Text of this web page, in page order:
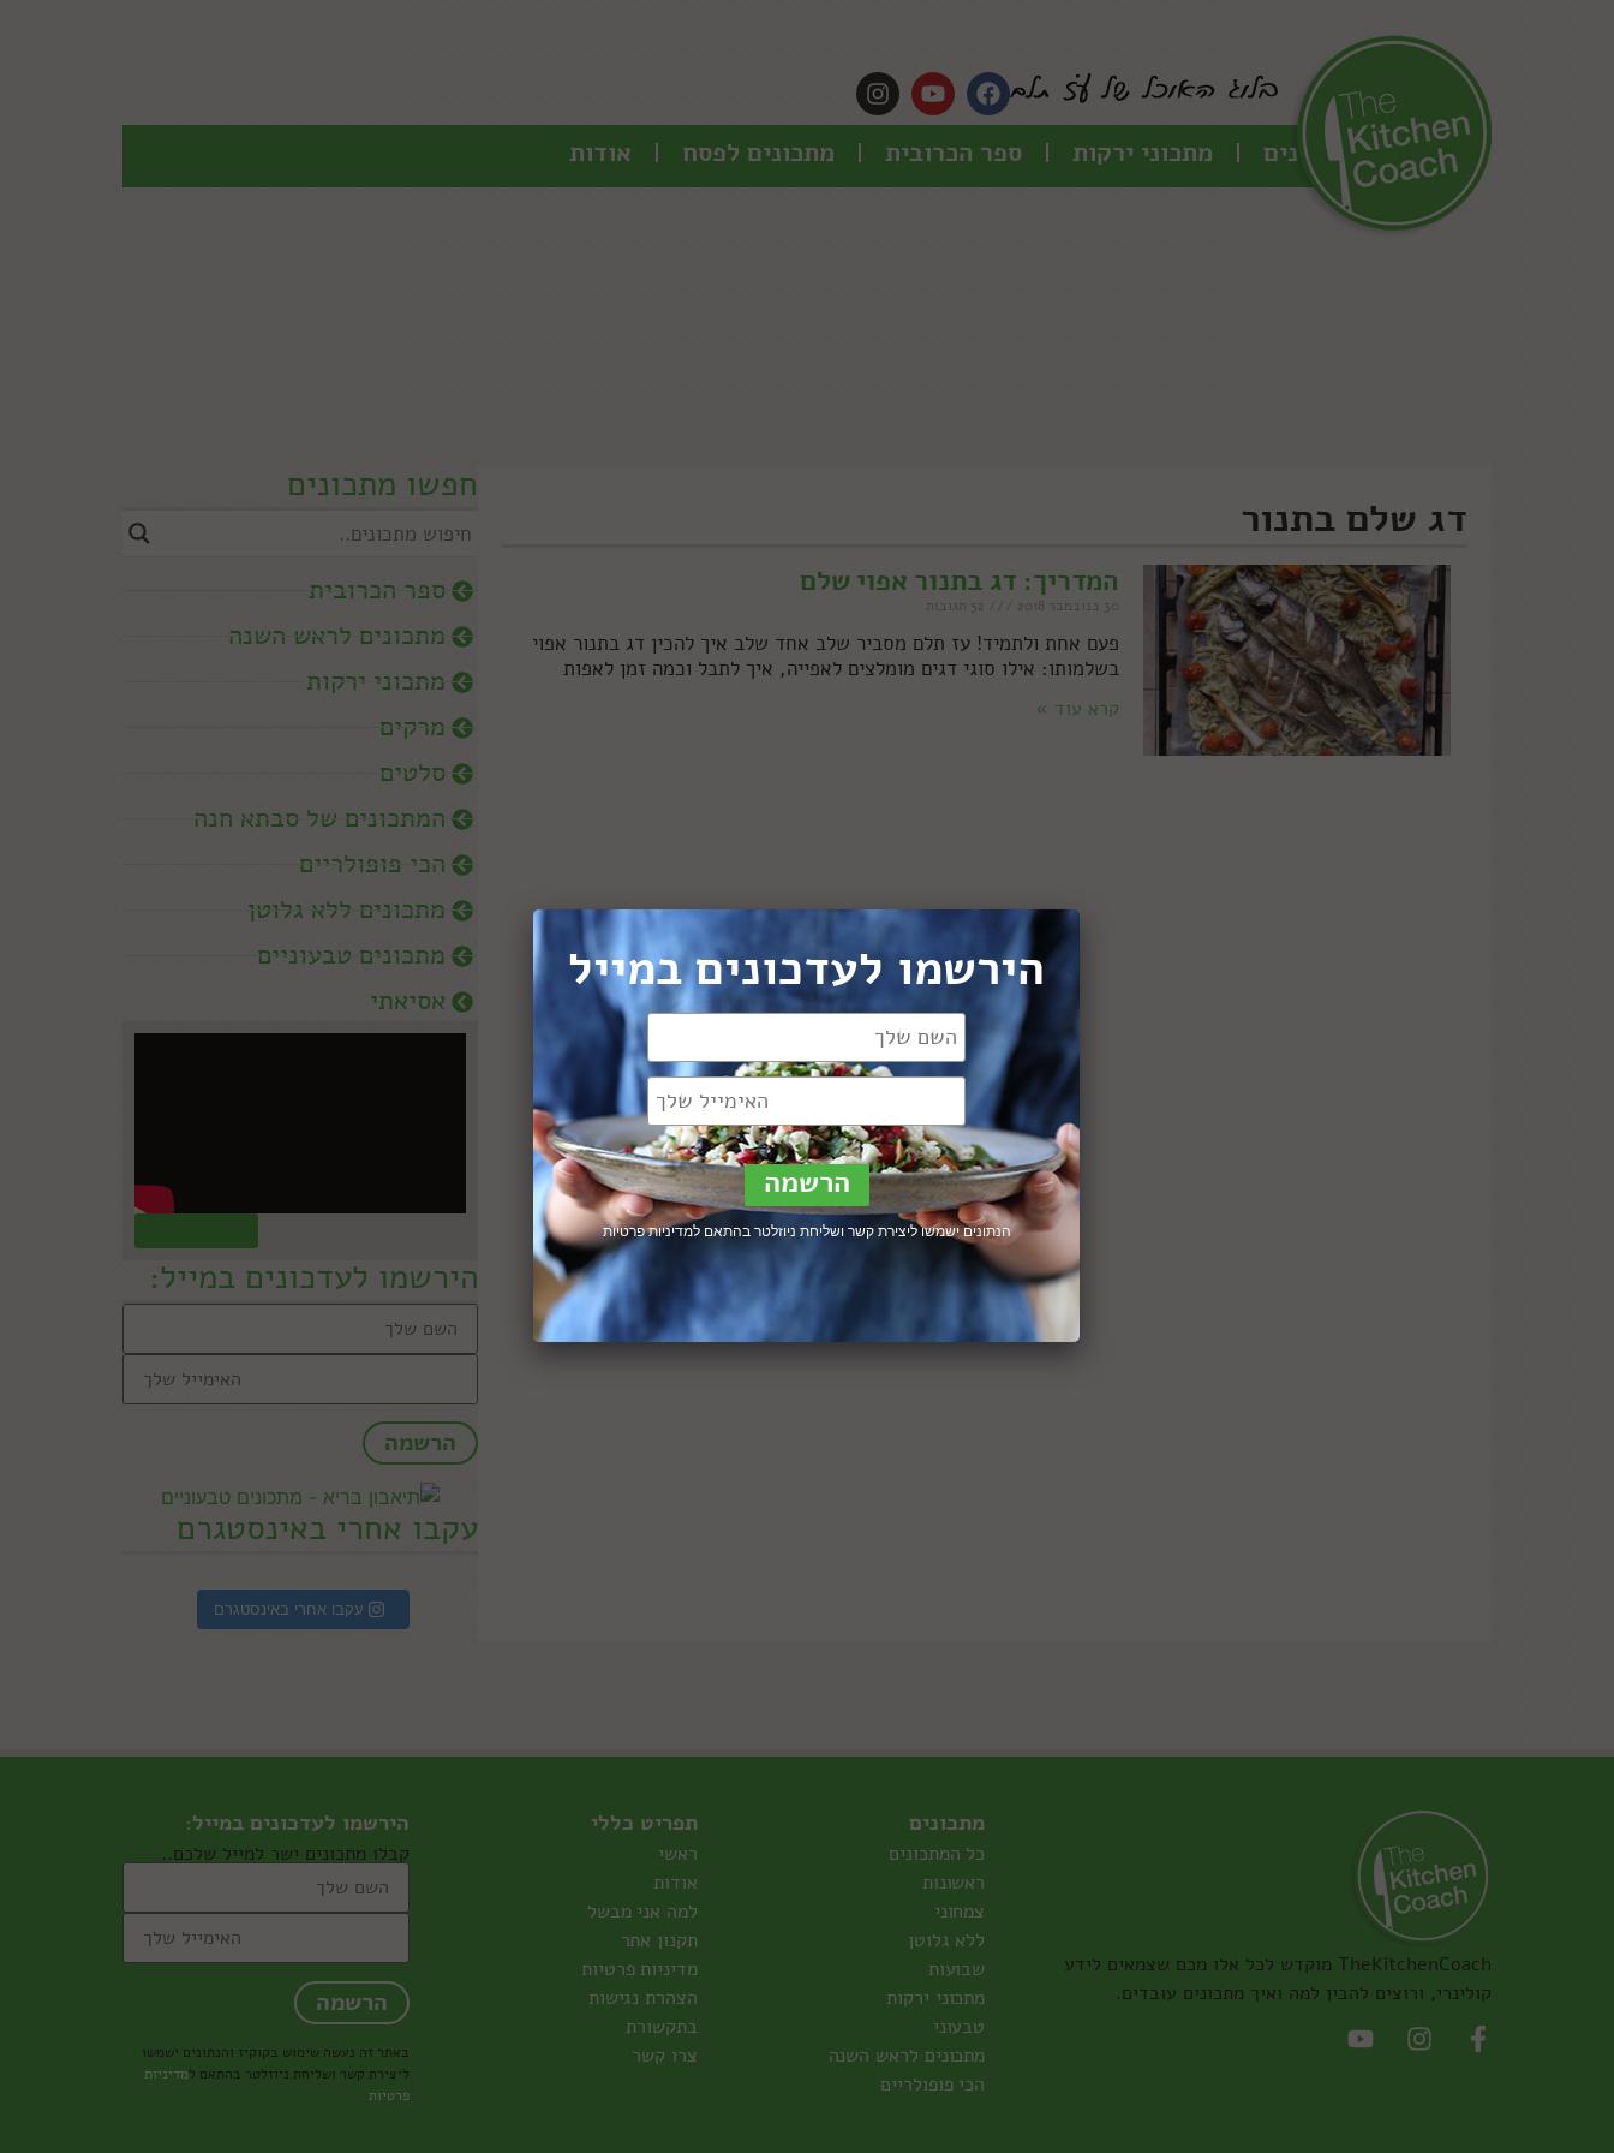
כל המתכונים מתכוני ירקות ספר הכרובית מתכונים לפסח אודות
חפשו מתכונים
ספר הכרובית
מתכונים לראש השנה
מתכוני ירקות
מרקים
סלטים
המתכונים של סבתא חנה
הכי פופולריים
מתכונים ללא גלוטן
מתכונים טבעוניים
אסיאתי
הירשמו לעדכונים במייל:
עקבו אחרי באינסטגרם
עקבו אחרי באינסטגרם
דג שלם בתנור
המדריך: דג בתנור אפוי שלם
30 בנובמבר 2018
פעם אחת ולתמיד! עז תלם מסביר שלב אחד שלב איך להכין דג בתנור אפוי
בשלמותו: אילו סוגי דגים מומלצים לאפייה, איך לתבל וכמה זמן לאפות
קרא עוד »
TheKitchenCoach מוקדש לכל אלו מכם שצמאים לידע
קולינרי, ורוצים להבין למה ואיך מתכונים עובדים.
מתכונים
כל המתכונים
ראשונות
צמחוני
ללא גלוטן
שבועות
מתכוני ירקות
טבעוני
מתכונים לראש השנה
הכי פופולריים
תפריט כללי
ראשי
אודות
למה אני מבשל
תקנון אתר
מדיניות פרטיות
הצהרת נגישות
בתקשורת
צרו קשר
הירשמו לעדכונים במייל:
קבלו מתכונים ישר למייל שלכם..
באתר זה נעשה שימוש בקוקיז והנתונים ישמשו
ליצירת קשר ושליחת ניוזלטר בהתאם למדיניות
פרטיות
הירשמו לעדכונים במייל
הנתונים ישמשו ליצירת קשר ושליחת ניוזלטר בהתאם למדיניות פרטיות